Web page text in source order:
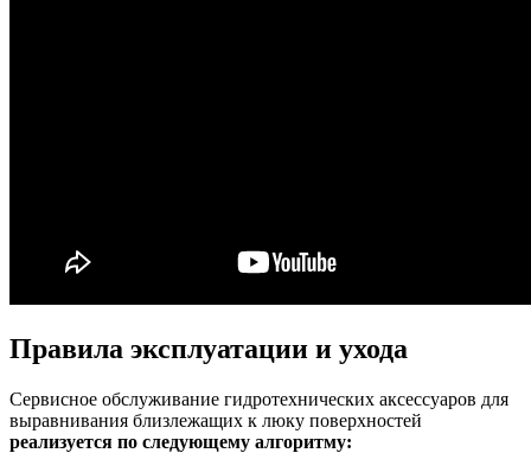
Правила эксплуатации и ухода
Сервисное обслуживание гидротехнических аксессуаров для
выравнивания близлежащих к люку поверхностей
реализуется по следующему алгоритму: